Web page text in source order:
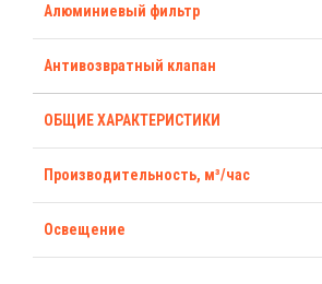
Алюминиевый фильтр
Антивозвратный клапан
ОБЩИЕ ХАРАКТЕРИСТИКИ
Производительность, м³/час
Освещение